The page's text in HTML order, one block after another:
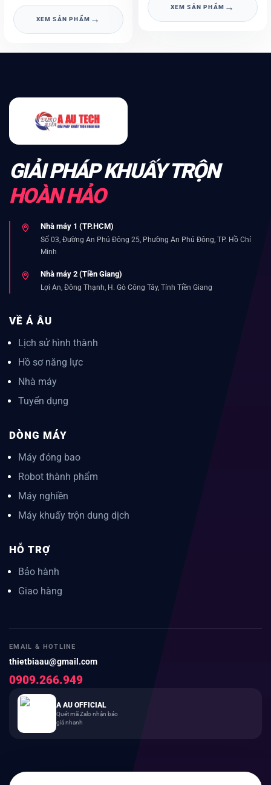
XEM SẢN PHẨM →
XEM SẢN PHẨM →
GIẢI PHÁP KHUẤY TRỘN
HOÀN HẢO
Nhà máy 1 (TP.HCM)
Số 03, Đường An Phú Đông 25, Phường An Phú Đông, TP. Hồ Chí
Minh
Nhà máy 2 (Tiền Giang)
Lợi An, Đông Thạnh, H. Gò Công Tây, Tỉnh Tiền Giang
VỀ Á ÂU
Lịch sử hình thành
Hồ sơ năng lực
Nhà máy
Tuyển dụng
DÒNG MÁY
Máy đóng bao
Robot thành phẩm
Máy nghiền
Máy khuấy trộn dung dịch
HỖ TRỢ
Bảo hành
Giao hàng
EMAIL & HOTLINE
thietbiaau@gmail.com
0909.266.949
A AU OFFICIAL
Quét mã Zalo nhận báo
giá nhanh